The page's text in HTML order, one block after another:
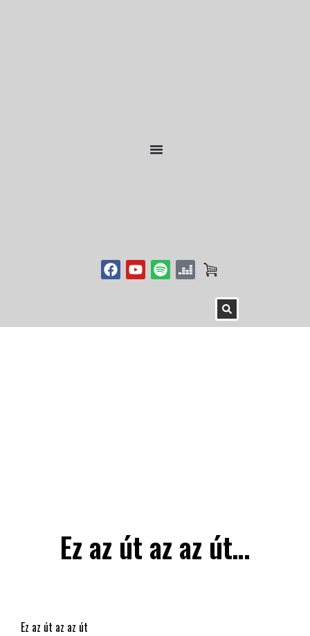
Ez az út az az út…
Ez az út az az út